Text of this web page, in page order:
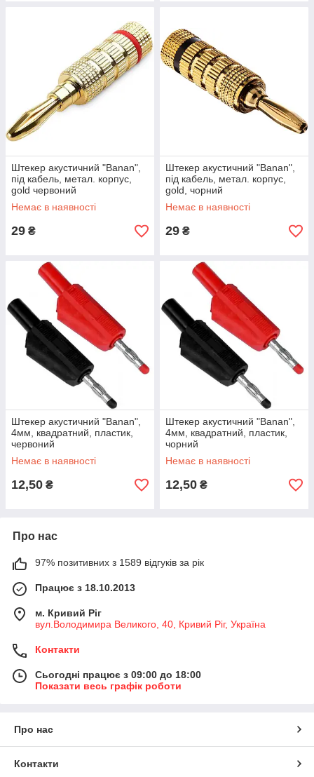
Штекер акустичний "Banan",
під кабель, метал. корпус,
gold червоний
Немає в наявності
29 ₴
Штекер акустичний "Banan",
під кабель, метал. корпус,
gold, чорний
Немає в наявності
29 ₴
Штекер акустичний "Banan",
4мм, квадратний, пластик,
червоний
Немає в наявності
12,50 ₴
Штекер акустичний "Banan",
4мм, квадратний, пластик,
чорний
Немає в наявності
12,50 ₴
Про нас
97% позитивних з 1589 відгуків за рік
Працює з 18.10.2013
м. Кривий Ріг
вул.Володимира Великого, 40, Кривий Ріг, Україна
Контакти
Сьогодні працює з 09:00 до 18:00
Показати весь графік роботи
Про нас
Контакти